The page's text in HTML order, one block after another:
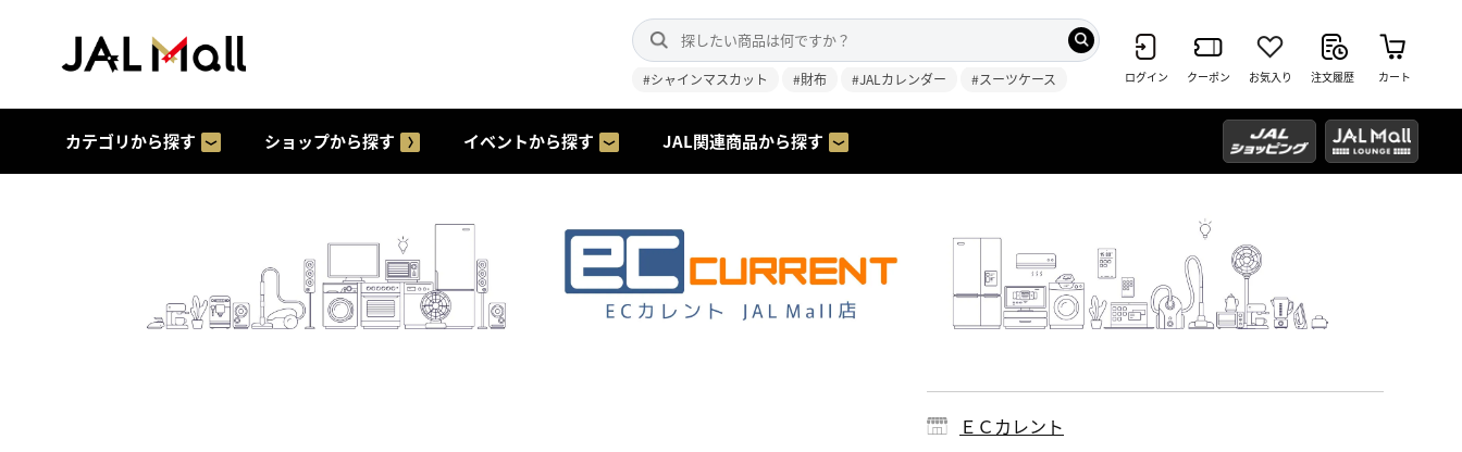
#シャインマスカット #財布 #JALカレンダー #スーツケース ログイン クーポン お気入り 注文履歴 カート
カテゴリから探す ショップから探す イベントから探す JAL関連商品から探す
ＥＣカレント